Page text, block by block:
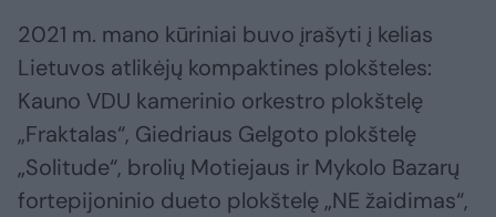
2021 m. mano kūriniai buvo įrašyti į kelias
Lietuvos atlikėjų kompaktines plokšteles:
Kauno VDU kamerinio orkestro plokštelę
„Fraktalas“, Giedriaus Gelgoto plokštelę
„Solitude“, brolių Motiejaus ir Mykolo Bazarų
fortepijoninio dueto plokštelę „NE žaidimas“,